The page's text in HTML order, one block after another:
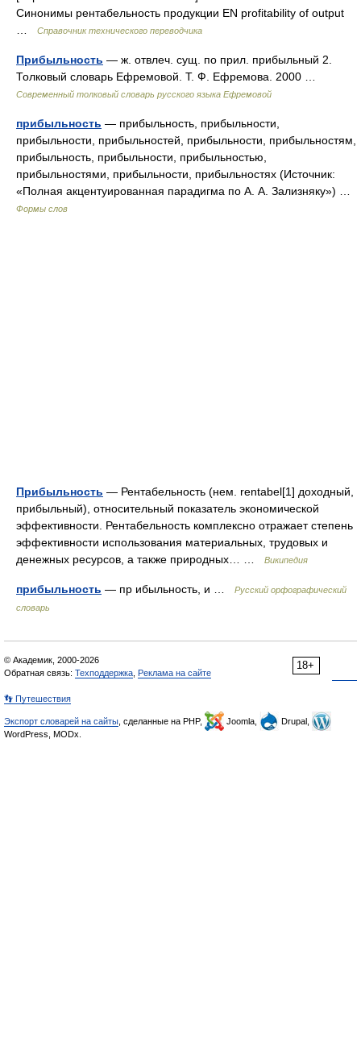
Синонимы рентабельность продукции EN profitability of output
Справочник технического переводчика
Прибыльность — ж. отвлеч. сущ. по прил. прибыльный 2.
Толковый словарь Ефремовой. Т. Ф. Ефремова. 2000 …
Современный толковый словарь русского языка Ефремовой
прибыльность — прибыльность, прибыльности,
прибыльности, прибыльностей, прибыльности, прибыльностям,
прибыльность, прибыльности, прибыльностью,
прибыльностями, прибыльности, прибыльностях (Источник:
«Полная акцентуированная парадигма по А. А. Зализняку») …
Формы слов
Прибыльность — Рентабельность (нем. rentabel[1] доходный,
прибыльный), относительный показатель экономической
эффективности. Рентабельность комплексно отражает степень
эффективности использования материальных, трудовых и
денежных ресурсов, а также природных… …
Википедия
прибыльность — пр ибыльность, и …
Русский орфографический
словарь
18+
© Академик, 2000-2026
Обратная связь: Техподдержка Реклама на сайте
👣 Путешествия
Экспорт словарей на сайты , сделанные на PHP, Joomla,
Drupal,
WordPress, MODx.